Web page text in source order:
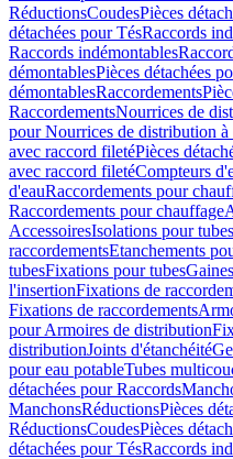
RéductionsCoudesPièces
détachées pour TésRaccords
Raccords indémontables
démontablesPièces détachées
démontablesRaccordements
RaccordementsNourrices de
pour Nourrices de distribution à
avec raccord filetéPièces
avec raccord filetéCompteurs
d'eauRaccordements pour
Raccordements pour chauffage
AccessoiresIsolations pour
raccordementsEtanchements
tubesFixations pour tubes
l'insertionFixations de
Fixations de raccordements
pour Armoires de distribution
distributionJoints d'étanchéité
pour eau potableTubes
détachées pour Raccords
ManchonsRéductionsPièces
RéductionsCoudesPièces
détachées pour TésRaccords